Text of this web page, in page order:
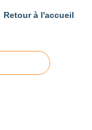
Retour à l'accueil